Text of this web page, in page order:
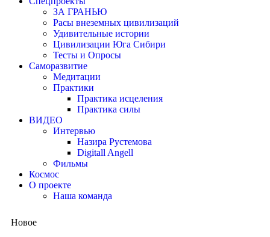
ЗА ГРАНЬЮ
Расы внеземных цивилизаций
Удивительные истории
Цивилизации Юга Сибири
Тесты и Опросы
Саморазвитие
Медитации
Практики
Практика исцеления
Практика силы
ВИДЕО
Интервью
Назира Рустемова
Digitall Angell
Фильмы
Космос
О проекте
Наша команда
Новое